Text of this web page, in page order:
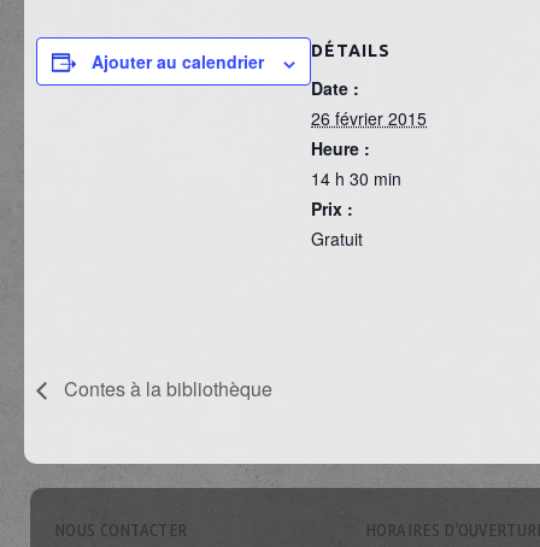
Ajouter au calendrier DÉTAILS
Date :
26 février 2015
Heure :
14 h 30 min
Prix :
Gratuit
Contes à la bibliothèque
NOUS CONTACTER HORAIRES